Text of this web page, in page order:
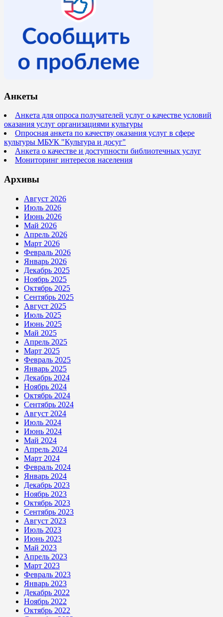
Анкеты
Анкета для опроса получателей услуг о качестве условий
оказания услуг организациями культуры
Опросная анкета по качеству оказания услуг в сфере
культуры МБУК "Культура и досуг"
Анкета о качестве и доступности библиотечных услуг
Мониторинг интересов населения
Архивы
Август 2026
Июль 2026
Июнь 2026
Май 2026
Апрель 2026
Март 2026
Февраль 2026
Январь 2026
Декабрь 2025
Ноябрь 2025
Октябрь 2025
Сентябрь 2025
Август 2025
Июль 2025
Июнь 2025
Май 2025
Апрель 2025
Март 2025
Февраль 2025
Январь 2025
Декабрь 2024
Ноябрь 2024
Октябрь 2024
Сентябрь 2024
Август 2024
Июль 2024
Июнь 2024
Май 2024
Апрель 2024
Март 2024
Февраль 2024
Январь 2024
Декабрь 2023
Ноябрь 2023
Октябрь 2023
Сентябрь 2023
Август 2023
Июль 2023
Июнь 2023
Май 2023
Апрель 2023
Март 2023
Февраль 2023
Январь 2023
Декабрь 2022
Ноябрь 2022
Октябрь 2022